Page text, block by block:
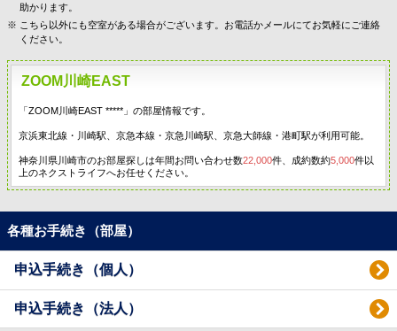
助かります。
こちら以外にも空室がある場合がございます。お電話かメールにてお気軽にご連絡
ください。
ZOOM川崎EAST
「ZOOM川崎EAST *****」の部屋情報です。
京浜東北線・川崎駅、京急本線・京急川崎駅、京急大師線・港町駅が利用可能。
神奈川県川崎市のお部屋探しは年間お問い合わせ数22,000件、成約数約5,000件以
上のネクストライフへお任せください。
各種お手続き（部屋）
申込手続き（個人）
申込手続き（法人）